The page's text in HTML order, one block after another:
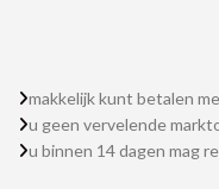
makkelijk kunt betalen
u geen vervelende
u binnen 14 dagen mag